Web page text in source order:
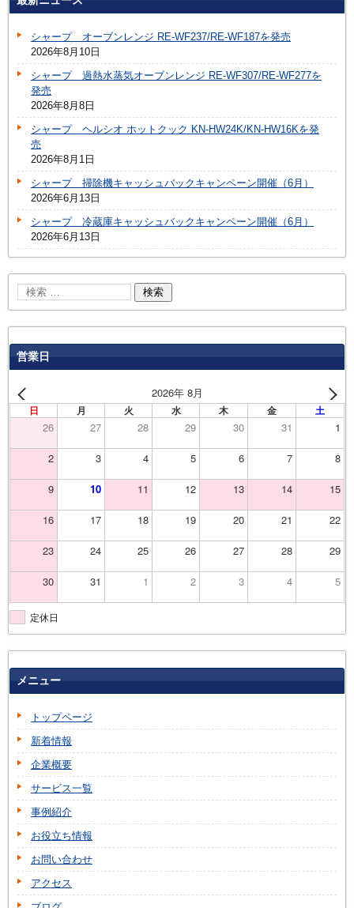
シャープ オーブンレンジ RE-WF237/RE-WF187を発売
2026年8月10日
シャープ 過熱水蒸気オーブンレンジ RE-WF307/RE-WF277を
発売
2026年8月8日
シャープ ヘルシオ ホットクック KN-HW24K/KN-HW16Kを発
売
2026年8月1日
シャープ 掃除機キャッシュバックキャンペーン開催（6月）
2026年6月13日
シャープ 冷蔵庫キャッシュバックキャンペーン開催（6月）
2026年6月13日
営業日
2026年 8月
日 月 火 水 木 金 土
26 27 28 29 30 31 1
2 3 4 5 6 7 8
9 10 11 12 13 14 15
16 17 18 19 20 21 22
23 24 25 26 27 28 29
30 31 1 2 3 4 5
定休日
メニュー
トップページ
新着情報
企業概要
サービス一覧
事例紹介
お役立ち情報
お問い合わせ
アクセス